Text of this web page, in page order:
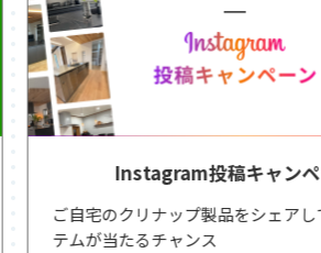
Instagram投稿キャンペ
ご自宅のクリナップ製品をシェアし
テムが当たるチャンス